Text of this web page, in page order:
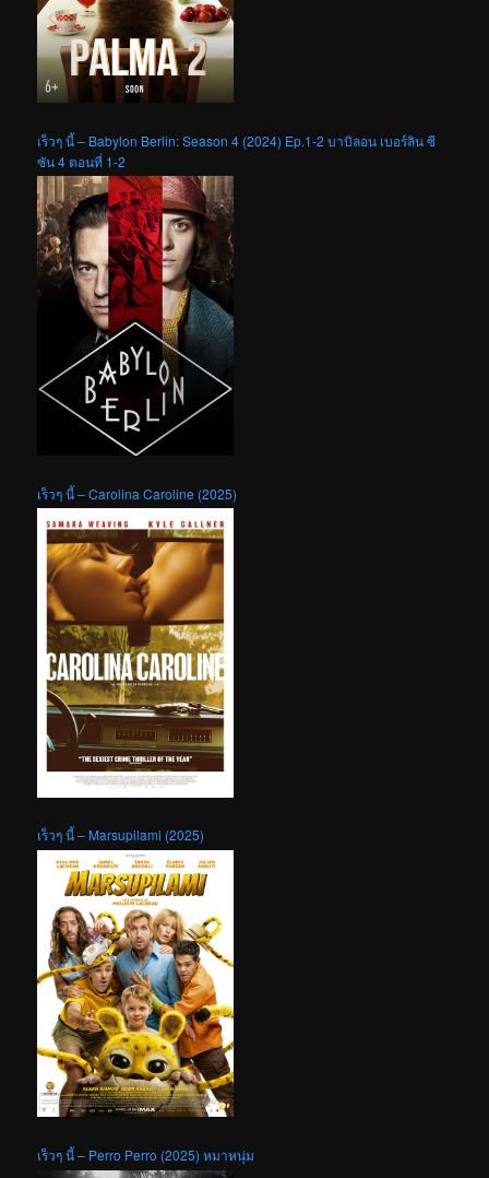
เร็วๆ นี้ – Babylon Berlin: Season 4 (2024) Ep.1-2 บาบิลอน เบอร์ลิน ซี
ซัน 4 ตอนที่ 1-2
เร็วๆ นี้ – Carolina Caroline (2025)
เร็วๆ นี้ – Marsupilami (2025)
เร็วๆ นี้ – Perro Perro (2025) หมาหนุ่ม